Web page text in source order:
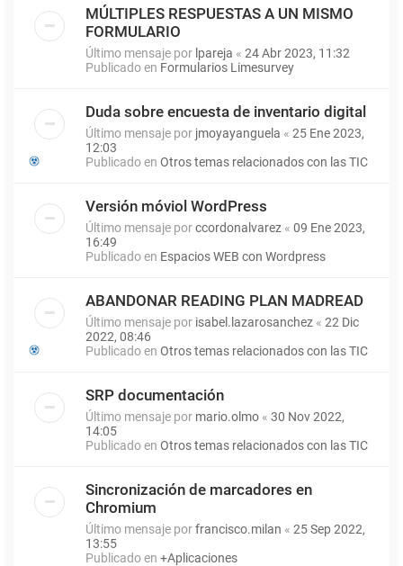
MÚLTIPLES RESPUESTAS A UN MISMO
FORMULARIO
Último mensaje por lpareja « 24 Abr 2023, 11:32
Publicado en Formularios Limesurvey
Duda sobre encuesta de inventario digital
Último mensaje por jmoyayanguela « 25 Ene 2023,
12:03
Publicado en Otros temas relacionados con las TIC
Versión móviol WordPress
Último mensaje porccordonalvarez « 09 Ene 2023,
16:49
Publicado en Espacios WEB con Wordpress
ABANDONAR READING PLAN MADREAD
Último mensaje por isabel.lazarosanchez « 22 Dic
2022, 08:46
Publicado en Otros temas relacionados con las TIC
SRP documentación
Último mensaje por mario.olmo « 30 Nov 2022,
14:05
Publicado en Otros temas relacionados con las TIC
Sincronización de marcadores en
Chromium
Último mensaje porfrancisco.milan « 25 Sep 2022,
13:55
Publicado en +Aplicaciones